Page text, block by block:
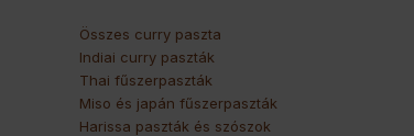
Összes curry paszta
Indiai curry paszták
Thai fűszerpaszták
Miso és japán fűszerpaszták
Harissa paszták és szószok